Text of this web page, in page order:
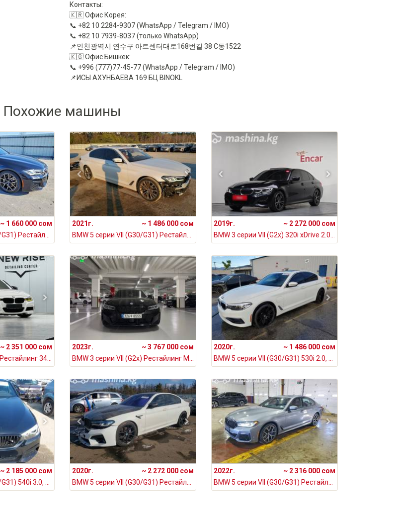
Контакты:
🇰🇷 Офис Корея:
📞 +82 10 2284-9307 (WhatsApp / Telegram / IMO)
📞 +82 10 7939-8037 (только WhatsApp)
📌인천광역시 연수구 아트센터대로168번길 38 C동1522
🇰🇬 Офис Бишкек:
📞 +996 (777)77-45-77 (WhatsApp / Telegram / IMO)
📌ИСЫ АХУНБАЕВА 169 БЦ BINOKL
Похожие машины
~ 1 660 000 сом
2021г.
~ 1 486 000 сом
2019г.
~ 2 272 000 сом
~ 2 351 000 сом
2023г.
~ 3 767 000 сом
2020г.
~ 1 486 000 сом
~ 2 185 000 сом
2020г.
~ 2 272 000 сом
2022г.
~ 2 316 000 сом